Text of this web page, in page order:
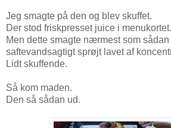
Jeg smagte på den og blev skuffet.
Der stod friskpresset juice i menukortet.
Men dette smagte nærmest som
saftevandsagtigt sprøjt lavet af
Lidt skuffende.
Så kom maden.
Den så sådan ud.